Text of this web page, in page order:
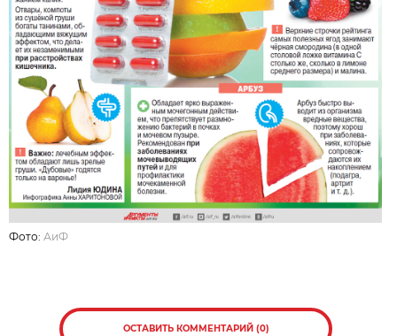
Фото: АиФ
ОСТАВИТЬ КОММЕНТАРИЙ (0)